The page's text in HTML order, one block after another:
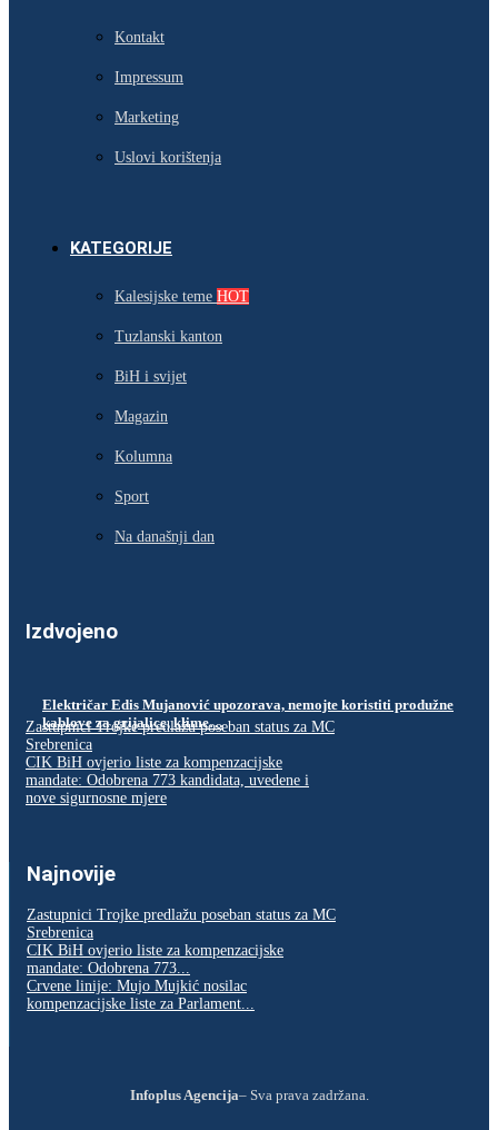
Kontakt
Impressum
Marketing
Uslovi korištenja
KATEGORIJE
Kalesijske teme HOT
Tuzlanski kanton
BiH i svijet
Magazin
Kolumna
Sport
Na današnji dan
Izdvojeno
Električar Edis Mujanović upozorava, nemojte koristiti produžne
kablove za grijalice, klime…
Zastupnici Trojke predlažu poseban status za MC
Srebrenica
CIK BiH ovjerio liste za kompenzacijske
mandate: Odobrena 773 kandidata, uvedene i
nove sigurnosne mjere
Najnovije
Zastupnici Trojke predlažu poseban status za MC
Srebrenica
CIK BiH ovjerio liste za kompenzacijske
mandate: Odobrena 773...
Crvene linije: Mujo Mujkić nosilac
kompenzacijske liste za Parlament...
Infoplus Agencija– Sva prava zadržana.